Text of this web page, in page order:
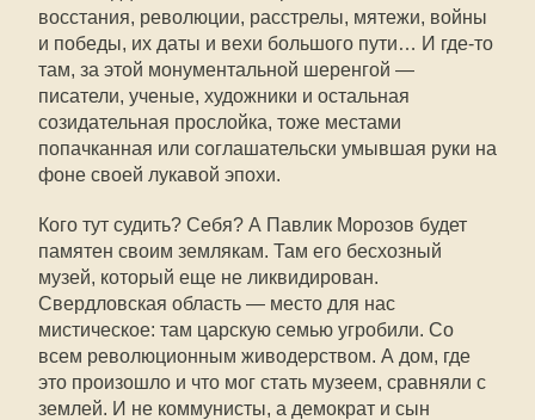
восстания, революции, расстрелы, мятежи, войны
и победы, их даты и вехи большого пути… И где-то
там, за этой монументальной шеренгой —
писатели, ученые, художники и остальная
созидательная прослойка, тоже местами
попачканная или соглашательски умывшая руки на
фоне своей лукавой эпохи.
Кого тут судить? Себя? А Павлик Морозов будет
памятен своим землякам. Там его бесхозный
музей, который еще не ликвидирован.
Свердловская область — место для нас
мистическое: там царскую семью угробили. Со
всем революционным живодерством. А дом, где
это произошло и что мог стать музеем, сравняли с
землей. И не коммунисты, а демократ и сын